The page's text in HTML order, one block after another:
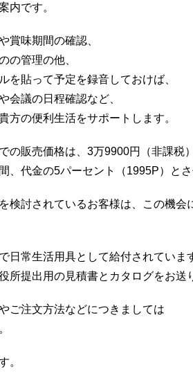
内です。
賞味期間の確認、
の管理の他、
を貼って予定を録音しておけば、
会議の日程確認など、
の便利生活をサポートします。
の販売価格は、3万9900円（非課税）
、代金の5パーセント（1995P）とさ
検討されているお客様は、この機会
日常生活用具として給付されていま
所提出用の見積書とカタログをお送
ご注文方法などにつきましては
。